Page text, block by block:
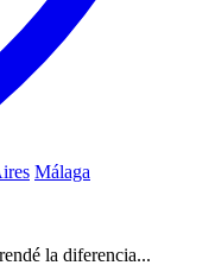
Málaga
la diferencia...